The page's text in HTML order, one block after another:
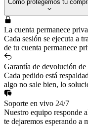
Cómo protegemos tu
La cuenta permanece
Cada sesión se ejecuta a
de tu cuenta permanece
Garantía de devolución de
Cada pedido está
algo no sale bien, lo
Soporte en vivo 24/7
Nuestro equipo responde
te dejaremos esperando a